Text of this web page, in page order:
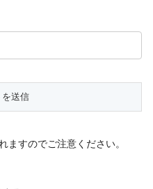
ますのでご注意ください。